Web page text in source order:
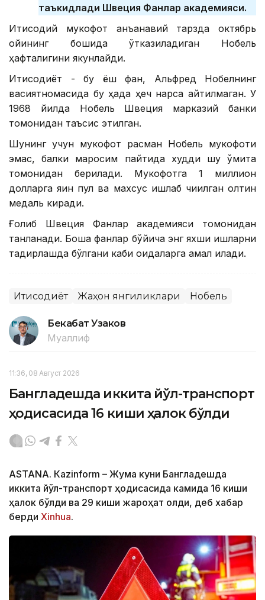
таъкидлади Швеция Фанлар академияси.
Иқтисодий мукофот анъанавий тарзда октябрь
ойининг бошида ўтказиладиган Нобель
ҳафталигини якунлайди.
Иқтисодиёт - бу ёш фан, Альфред Нобелнинг
васиятномасида бу ҳақда ҳеч нарса айтилмаган. У
1968 йилда Нобель Швеция марказий банки
томонидан таъсис этилган.
Шунинг учун мукофот расман Нобель мукофоти
эмас, балки маросим пайтида худди шу қўмита
томонидан берилади. Мукофотга 1 миллион
долларга яқин пул ва махсус ишлаб чиқилган олтин
медаль киради.
Ғолиб Швеция Фанлар академияси томонидан
танланади. Бошқа фанлар бўйича энг яхши ишларни
тақдирлашда бўлгани каби қоидаларга амал қилади.
Иқтисодиёт Жаҳон янгиликлари Нобель
Бекабат Узаков
Муаллиф
11:36, 08 Август 2026
Бангладешда иккита йўл-транспорт
ҳодисасида 16 киши ҳалок бўлди
ASTANА. Кazinform – Жума куни Бангладешда
иккита йўл-транспорт ҳодисасида камида 16 киши
ҳалок бўлди ва 29 киши жароҳат олди, деб хабар
берди Xinhua.